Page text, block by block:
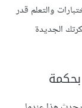
والتعلم قدر
الجديدة